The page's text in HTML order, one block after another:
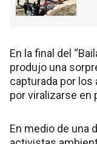
En la final del
produjo una
capturada por
por viralizarse en
En medio de una